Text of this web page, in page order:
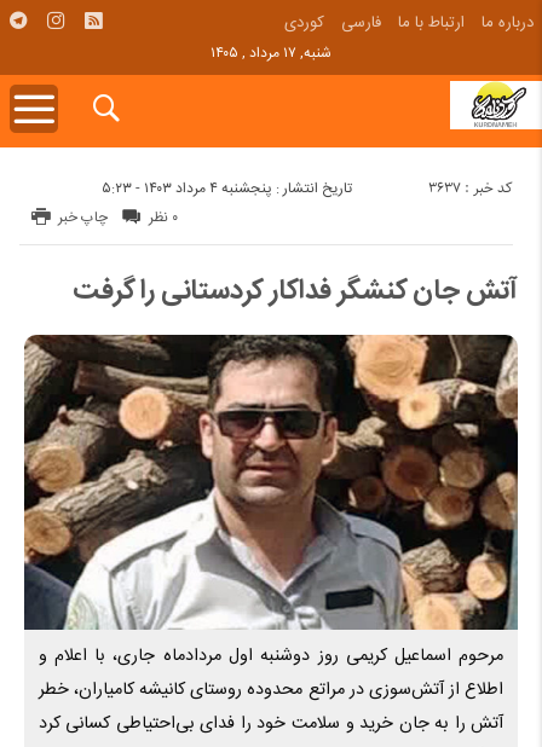
درباره ما ارتباط با ما فارسی کوردی
شنبه, ۱۷ مرداد , ۱۴۰۵
تاریخ انتشار : پنجشنبه ۴ مرداد ۱۴۰۳ - ۵:۲۳ کد خبر : 3637
چاپ خبر ۰ نظر
آتش جان کنشگر فداکار کردستانی را گرفت
مرحوم اسماعیل کریمی روز دوشنبه اول مردادماه جاری، با اعلام و
اطلاع از آتش‌سوزی در مراتع محدوده روستای کانیشه کامیاران، خطر
آتش را به جان خرید و سلامت خود را فدای بی‌احتیاطی کسانی کرد